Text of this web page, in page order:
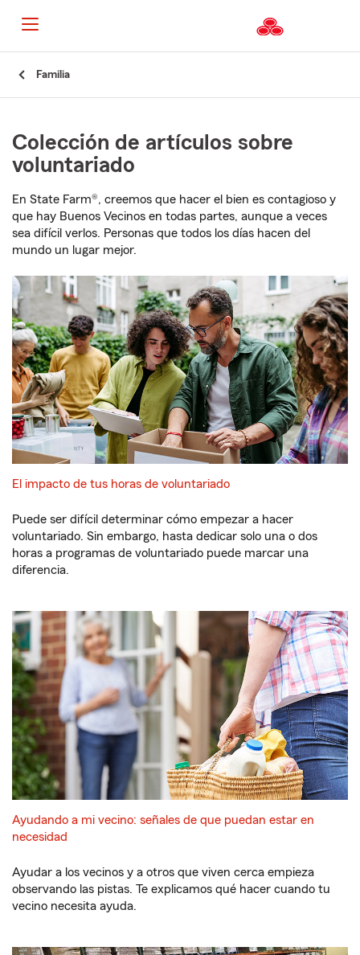
Familia
Colección de artículos sobre
voluntariado
En State Farm®, creemos que hacer el bien es contagioso y
que hay Buenos Vecinos en todas partes, aunque a veces
sea difícil verlos. Personas que todos los días hacen del
mundo un lugar mejor.
El impacto de tus horas de voluntariado
Puede ser difícil determinar cómo empezar a hacer
voluntariado. Sin embargo, hasta dedicar solo una o dos
horas a programas de voluntariado puede marcar una
diferencia.
Ayudando a mi vecino: señales de que puedan estar en
necesidad
Ayudar a los vecinos y a otros que viven cerca empieza
observando las pistas. Te explicamos qué hacer cuando tu
vecino necesita ayuda.